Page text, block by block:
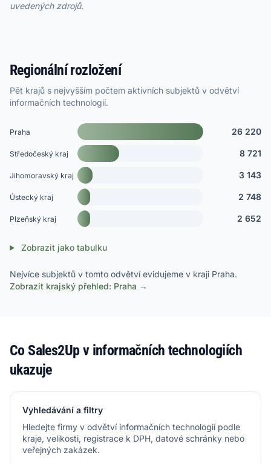
uvedených zdrojů.
Regionální rozložení
Pět krajů s nejvyšším počtem aktivních subjektů v odvětví
informačních technologií.
Praha 26 220
Středočeský kraj 8 721
Jihomoravský kraj 3 143
Ústecký kraj 2 748
Plzeňský kraj 2 652
Zobrazit jako tabulku
Nejvíce subjektů v tomto odvětví evidujeme v kraji Praha.
Zobrazit krajský přehled: Praha →
Co Sales2Up v informačních technologiích
ukazuje
Vyhledávání a filtry
Hledejte firmy v odvětví informačních technologií podle
kraje, velikosti, registrace k DPH, datové schránky nebo
veřejných zakázek.